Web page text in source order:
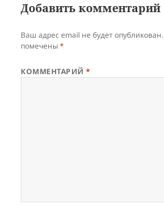
Добавить комментарий
Ваш адрес email не будет опубликован.
помечены*
КОММЕНТАРИЙ*